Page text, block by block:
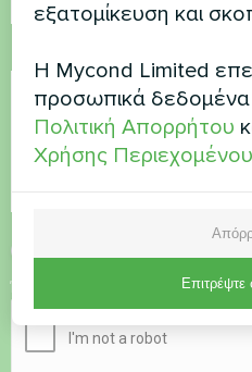
Έλεγχος ασφαλείας
εξατομίκευση και
Η Mycond Limited
προσωπικά
Πολιτική Απορρήτου
Χρήσης
Επιτρέψτε